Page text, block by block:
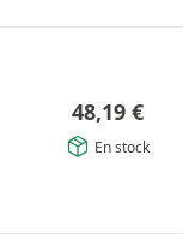
48,19 €
En stock